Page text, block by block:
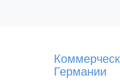
Германии